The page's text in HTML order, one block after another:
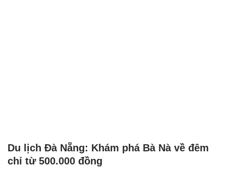
Du lịch Đà Nẵng: Khám phá Bà Nà về đêm
chỉ từ 500.000 đồng